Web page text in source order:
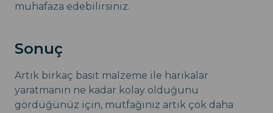
muhafaza edebilirsiniz.
Sonuç
Artık birkaç basit malzeme ile harikalar
yaratmanın ne kadar kolay olduğunu
gördüğünüz için, mutfağınız artık çok daha